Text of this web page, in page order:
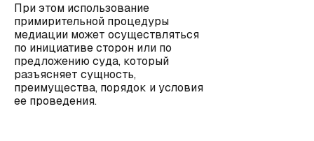
При этом использование
примирительной процедуры
медиации может осуществляться
по инициативе сторон или по
предложению суда, который
разъясняет сущность,
преимущества, порядок и условия
ее проведения.